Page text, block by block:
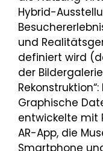
Hybrid-
und
definiert wird
der
Graphische
entwickelte mit
AR-App, die